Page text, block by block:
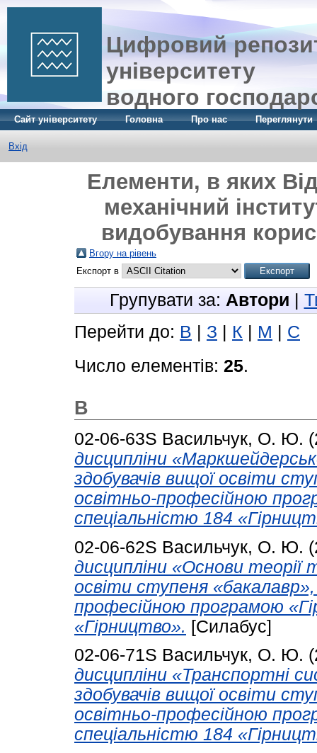
Цифровий
університету
водного
Сайт університету Головна Про нас Переглянути
Вхід
Елементи, в яких
механічний
видобування
Вгору на рівень
Експорт в
Групувати за: Автори
Перейти до: В З К М
С
Число елементів: 25.
В
02-06-63S Васильчук, О. Ю.
дисципліни
здобувачів вищої освіти
освітньо-професійною
спеціальністю 184
02-06-62S Васильчук, О. Ю.
дисципліни «Основи теорії
освіти ступеня
професійною програмою
«Гірництво». [Силабус]
02-06-71S Васильчук, О. Ю.
дисципліни «Транспортні
здобувачів вищої освіти
освітньо-професійною
спеціальністю 184